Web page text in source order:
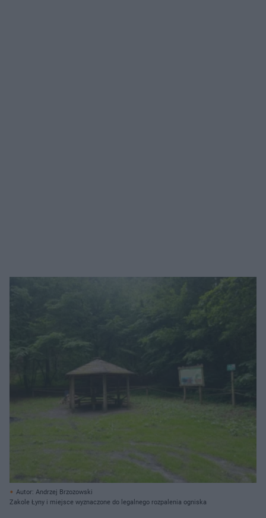
Autor: Andrzej Brzozowski
Zakole Łyny i miejsce wyznaczone do legalnego rozpalenia ogniska